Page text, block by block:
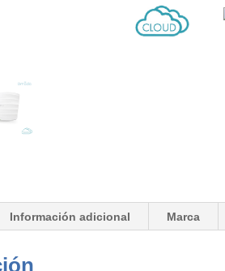
Información adicional Marca